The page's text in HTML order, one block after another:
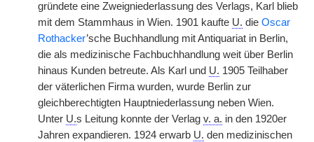
gründete eine Zweigniederlassung des Verlags, Karl blieb
mit dem Stammhaus in Wien. 1901 kaufte U. die Oscar
Rothacker’sche Buchhandlung mit Antiquariat in Berlin,
die als medizinische Fachbuchhandlung weit über Berlin
hinaus Kunden betreute. Als Karl und U. 1905 Teilhaber
der väterlichen Firma wurden, wurde Berlin zur
gleichberechtigten Hauptniederlassung neben Wien.
Unter U.s Leitung konnte der Verlag v. a. in den 1920er
Jahren expandieren. 1924 erwarb U. den medizinischen